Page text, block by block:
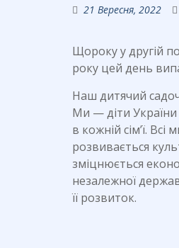
21 Вересня, 2022
Щороку у другій
року цей день
Наш дитячий
Ми — діти
в кожній сім’ї.
розвивається
зміцнюється
незалежної
її розвиток.